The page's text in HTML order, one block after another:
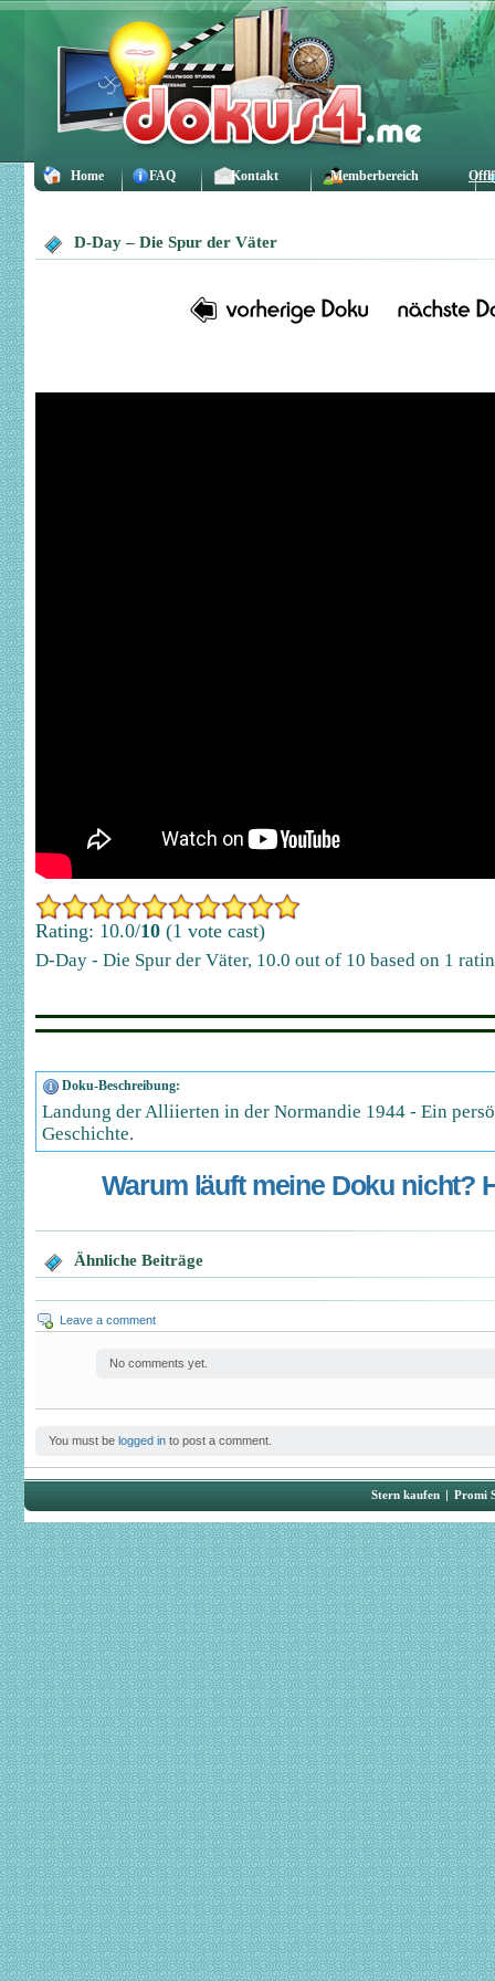
Home FAQ Kontakt Memberbereich
D-Day – Die Spur der Väter
Rating: 10.0/10 (1 vote cast)
D-Day - Die Spur der Väter, 10.0 out of 10 based on 1
Doku-Beschreibung:
Landung der Alliierten in der Normandie 1944 - Ein
Geschichte.
Warum läuft meine Doku nicht?
Ähnliche Beiträge
Leave a comment
No comments yet.
You must be logged in to post a comment.
Stern kaufen | Promi